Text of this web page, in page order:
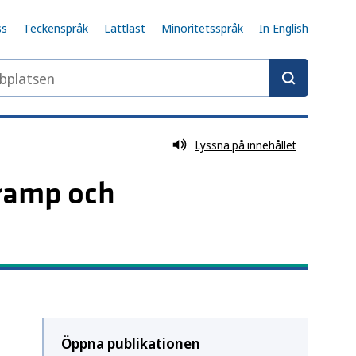
Teckenspråk Lättläst Minoritetsspråk In English
Lyssna på innehållet
och
Öppna publikationen